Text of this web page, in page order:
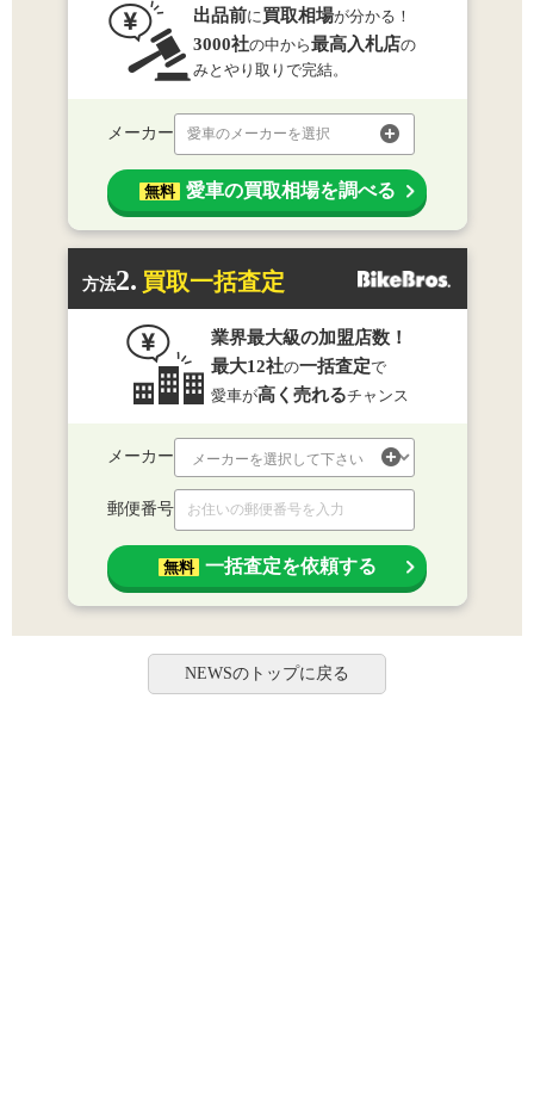
出品前に 買取相場が分かる！
3000社の中から最高入札店の
みとやり取りで完結。
メーカー 愛車のメーカーを選択
無料 愛車の買取相場を調べる
方法2. 買取一括査定
業界最大級の加盟店数！
最大12社の一括査定で
愛車が高く売れるチャンス
メーカー
郵便番号
無料 一括査定を依頼する
NEWSのトップに戻る